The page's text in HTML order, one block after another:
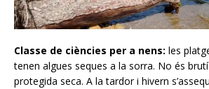
Classe de ciències per a nens: les
tenen algues seques a la sorra. No és
protegida seca. A la tardor i hivern